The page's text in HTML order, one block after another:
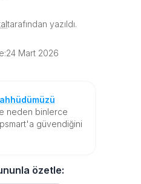
tarafından yazıldı.
24 Mart 2026
neden binlerce
güvendiğini
özetle: